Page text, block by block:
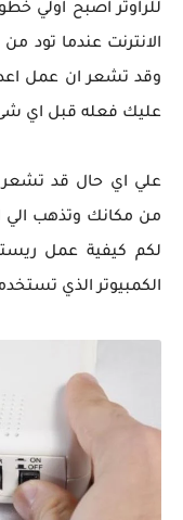
للراوتر اصبح اولي
الانترنت عندما تود
وقد تشعر ان عمل
عليك فعله قبل اي
علي اي حال قد تشعر
من مكانك وتذهب الي
لكم كيفية عمل
الكمبيوتر الذي